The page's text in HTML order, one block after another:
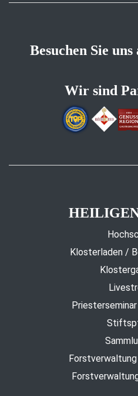
Besuchen Sie uns
Wir sind
Klosterladen /